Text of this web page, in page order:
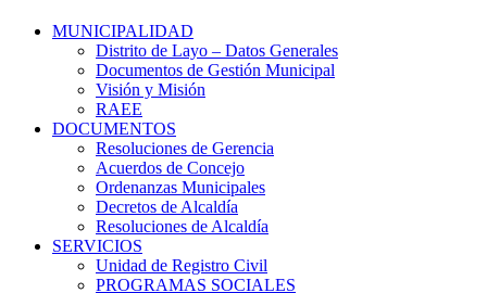
MUNICIPALIDAD
Distrito de Layo – Datos Generales
Documentos de Gestión Municipal
Visión y Misión
RAEE
DOCUMENTOS
Resoluciones de Gerencia
Acuerdos de Concejo
Ordenanzas Municipales
Decretos de Alcaldía
Resoluciones de Alcaldía
SERVICIOS
Unidad de Registro Civil
PROGRAMAS SOCIALES